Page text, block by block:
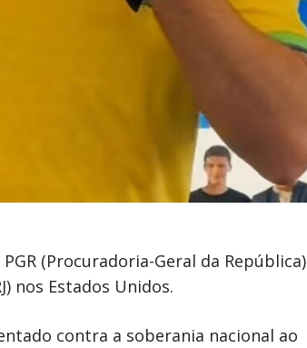
(Procuradoria-Geral da República)
nos Estados Unidos.
contra a soberania nacional ao